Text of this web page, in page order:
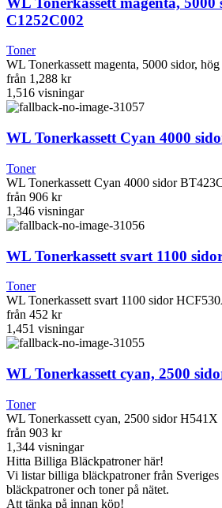
C1252C002
Toner
WL Tonerkassett magenta, 5000 sidor,
från 1,288 kr
1,516 visningar
WL Tonerkassett Cyan 4000
Toner
WL Tonerkassett Cyan 4000 sidor
från 906 kr
1,346 visningar
WL Tonerkassett svart 1100
Toner
WL Tonerkassett svart 1100 sidor
från 452 kr
1,451 visningar
WL Tonerkassett cyan, 2500
Toner
WL Tonerkassett cyan, 2500 sidor H541X
från 903 kr
1,344 visningar
Hitta Billiga Bläckpatroner här!
Vi listar billiga bläckpatroner från Sveriges
bläckpatroner och toner på nätet.
Att tänka på innan köp!